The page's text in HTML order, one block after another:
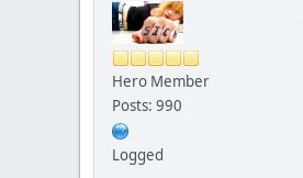
Hero Member
Posts: 990
Logged